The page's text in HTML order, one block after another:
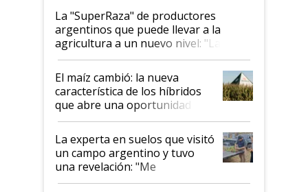
La "SuperRaza" de productores
argentinos que puede llevar a la
agricultura a un nuevo nivel: "Las
posibilidades de crecimiento son
infinitas"
El maíz cambió: la nueva
característica de los híbridos
que abre una oportunidad en
el lote
La experta en suelos que visitó
un campo argentino y tuvo
una revelación: "Me
impresionó mucho"